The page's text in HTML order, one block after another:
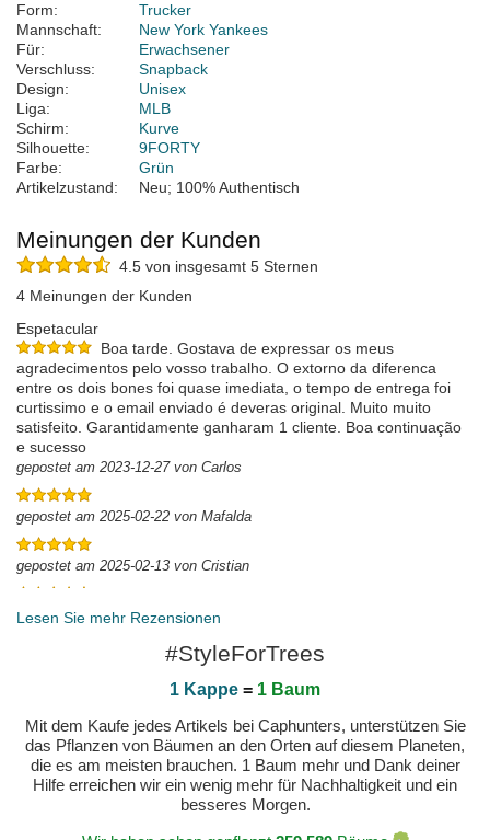
Form:
Trucker
Mannschaft:
New York Yankees
Für:
Erwachsener
Verschluss:
Snapback
Design:
Unisex
Liga:
MLB
Schirm:
Kurve
Silhouette:
9FORTY
Farbe:
Grün
Artikelzustand:
Neu; 100% Authentisch
Meinungen der Kunden
4.5 von insgesamt 5 Sternen
4 Meinungen der Kunden
Espetacular
Boa tarde. Gostava de expressar os meus
agradecimentos pelo vosso trabalho. O extorno da diferenca
entre os dois bones foi quase imediata, o tempo de entrega foi
curtissimo e o email enviado é deveras original. Muito muito
satisfeito. Garantidamente ganharam 1 cliente. Boa continuação
e sucesso
gepostet am 2023-12-27 von Carlos
gepostet am 2025-02-22 von Mafalda
gepostet am 2025-02-13 von Cristian
gepostet am 2023-12-28 von HECTOR
Lesen Sie mehr Rezensionen
#StyleForTrees
1 Kappe = 1 Baum
Mit dem Kaufe jedes Artikels bei Caphunters, unterstützen Sie
das Pflanzen von Bäumen an den Orten auf diesem Planeten,
die es am meisten brauchen. 1 Baum mehr und Dank deiner
Hilfe erreichen wir ein wenig mehr für Nachhaltigkeit und ein
besseres Morgen.